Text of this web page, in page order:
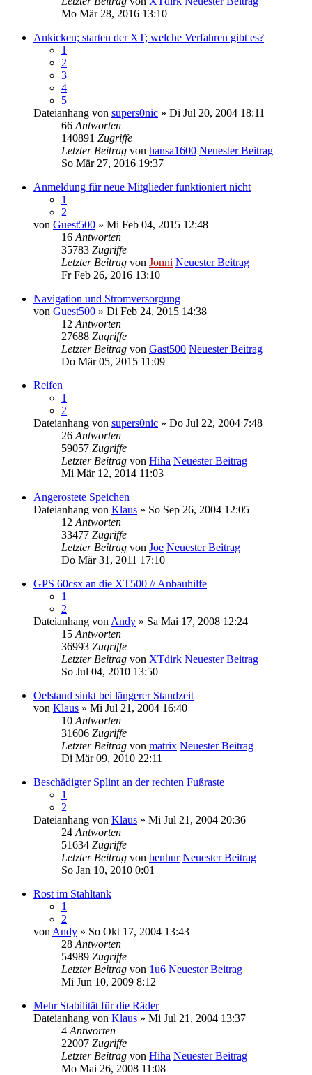
Mo Mär 28, 2016 13:10
Ankicken; starten der XT; welche Verfahren gibt es?
1
2
3
4
5
Dateianhang von supers0nic » Di Jul 20, 2004 18:11
66 Antworten
140891 Zugriffe
Letzter Beitrag von hansa1600 Neuester Beitrag
So Mär 27, 2016 19:37
Anmeldung für neue Mitglieder funktioniert nicht
1
2
von Guest500 » Mi Feb 04, 2015 12:48
16 Antworten
35783 Zugriffe
Letzter Beitrag von Jonni Neuester Beitrag
Fr Feb 26, 2016 13:10
Navigation und Stromversorgung
von Guest500 » Di Feb 24, 2015 14:38
12 Antworten
27688 Zugriffe
Letzter Beitrag von Gast500 Neuester Beitrag
Do Mär 05, 2015 11:09
Reifen
1
2
Dateianhang von supers0nic » Do Jul 22, 2004 7:48
26 Antworten
59057 Zugriffe
Letzter Beitrag von Hiha Neuester Beitrag
Mi Mär 12, 2014 11:03
Angerostete Speichen
Dateianhang von Klaus » So Sep 26, 2004 12:05
12 Antworten
33477 Zugriffe
Letzter Beitrag von Joe Neuester Beitrag
Do Mär 31, 2011 17:10
GPS 60csx an die XT500 // Anbauhilfe
1
2
Dateianhang von Andy » Sa Mai 17, 2008 12:24
15 Antworten
36993 Zugriffe
Letzter Beitrag von XTdirk Neuester Beitrag
So Jul 04, 2010 13:50
Oelstand sinkt bei längerer Standzeit
von Klaus » Mi Jul 21, 2004 16:40
10 Antworten
31606 Zugriffe
Letzter Beitrag von matrix Neuester Beitrag
Di Mär 09, 2010 22:11
Beschädigter Splint an der rechten Fußraste
1
2
Dateianhang von Klaus » Mi Jul 21, 2004 20:36
24 Antworten
51634 Zugriffe
Letzter Beitrag von benhur Neuester Beitrag
So Jan 10, 2010 0:01
Rost im Stahltank
1
2
von Andy » So Okt 17, 2004 13:43
28 Antworten
54989 Zugriffe
Letzter Beitrag von 1u6 Neuester Beitrag
Mi Jun 10, 2009 8:12
Mehr Stabilität für die Räder
Dateianhang von Klaus » Mi Jul 21, 2004 13:37
4 Antworten
22007 Zugriffe
Letzter Beitrag von Hiha Neuester Beitrag
Mo Mai 26, 2008 11:08